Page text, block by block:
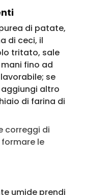
di patate,
di ceci, il
tritato, sale
fino ad
se
altro
di farina di
correggi di
le
umide prendi